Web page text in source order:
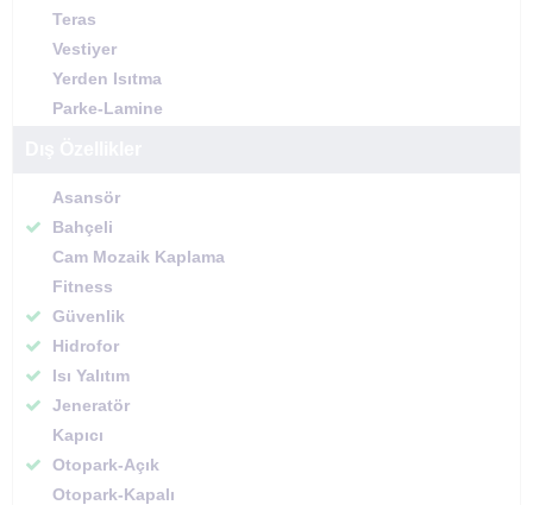
Teras
Vestiyer
Yerden Isıtma
Parke-Lamine
Asansör
Bahçeli
Cam Mozaik Kaplama
Fitness
Güvenlik
Hidrofor
Isı Yalıtım
Jeneratör
Kapıcı
Otopark-Açık
Otopark-Kapalı